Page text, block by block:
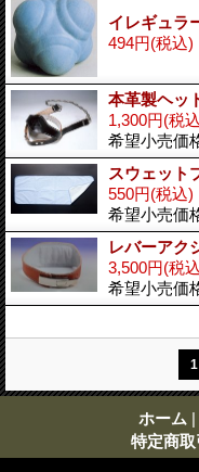
イレギュラ
494円(税込)
本革製ヘッ
1,300円(税
希望小売価
スウェット
550円(税込)
希望小売価
レバーアク
3,500円(税
希望小売価
1
ホーム |
特定商